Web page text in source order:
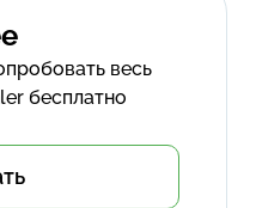
весь
бесплатно